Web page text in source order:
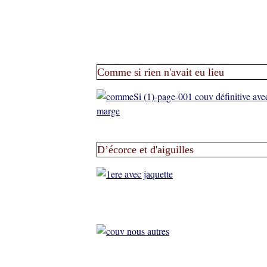
Comme si rien n'avait eu lieu
D’écorce et d'aiguilles